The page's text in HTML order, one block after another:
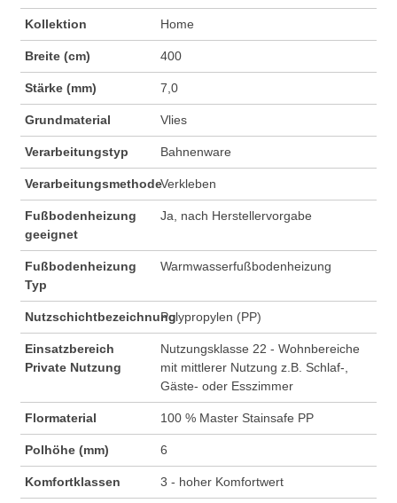
Kollektion Home
Breite (cm) 400
Stärke (mm) 7,0
Grundmaterial Vlies
Verarbeitungstyp Bahnenware
VerarbeitungsmethodeVerkleben
Fußbodenheizung
geeignet
Ja, nach Herstellervorgabe
Fußbodenheizung
Typ
Warmwasserfußbodenheizung
NutzschichtbezeichnungPolypropylen (PP)
Einsatzbereich
Private Nutzung
Nutzungsklasse 22 - Wohnbereiche
mit mittlerer Nutzung z.B. Schlaf-,
Gäste- oder Esszimmer
Flormaterial 100 % Master Stainsafe PP
Polhöhe (mm) 6
Komfortklassen 3 - hoher Komfortwert